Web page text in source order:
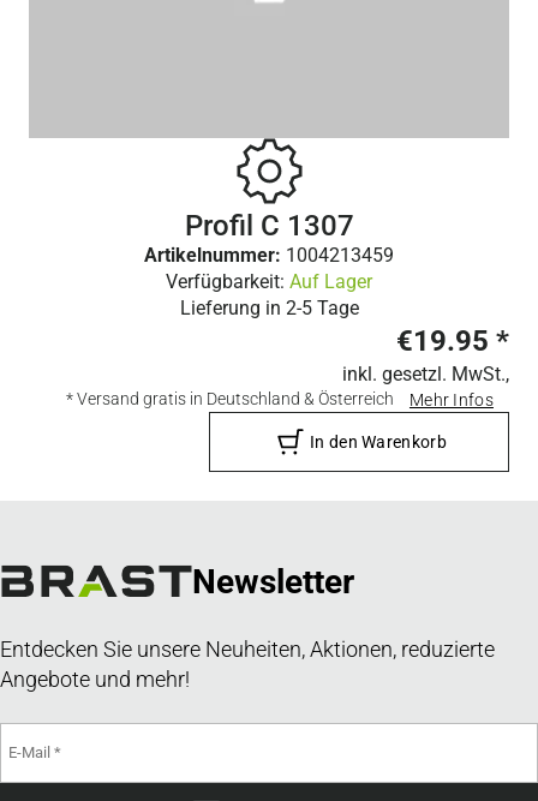
Profil C 1307
Artikelnummer: 1004213459
Verfügbarkeit: Auf Lager
Lieferung in 2-5 Tage
€19.95 *
inkl. gesetzl. MwSt.,
* Versand gratis in Deutschland & Österreich Mehr Infos
In den Warenkorb
Newsletter
Entdecken Sie unsere Neuheiten, Aktionen, reduzierte
Angebote und mehr!